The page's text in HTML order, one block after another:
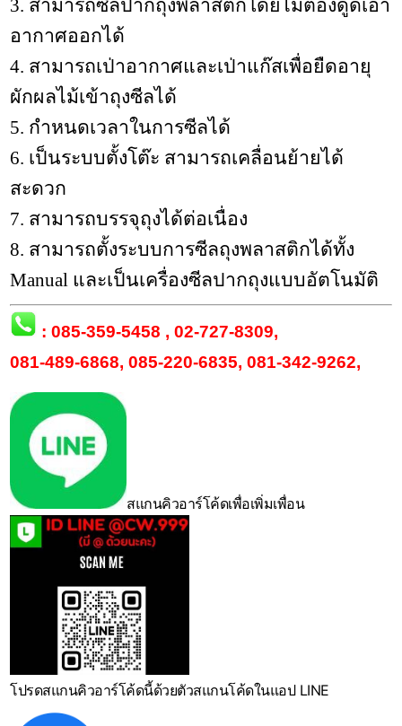
3. สามารถซีลปากถุงพลาสติกโดยไม่ต้องดูดเอา
อากาศออกได้
4. สามารถเป่าอากาศและเป่าแก๊สเพื่อยืดอายุ
ผักผลไม้เข้าถุงซีลได้
5. กำหนดเวลาในการซีลได้
6. เป็นระบบตั้งโต๊ะ สามารถเคลื่อนย้ายได้
สะดวก
7. สามารถบรรจุถุงได้ต่อเนื่อง
8. สามารถตั้งระบบการซีลถุงพลาสติกได้ทั้ง
Manual และเป็นเครื่องซีลปากถุงแบบอัตโนมัติ
:085-359-5458 ,02-727-8309,
081-489-6868, 085-220-6835,081-342-9262,
สแกนคิวอาร์โค้ดเพื่อเพิ่มเพื่อน
โปรดสแกนคิวอาร์โค้ดนี้ด้วยตัวสแกนโค้ดในแอป LINE